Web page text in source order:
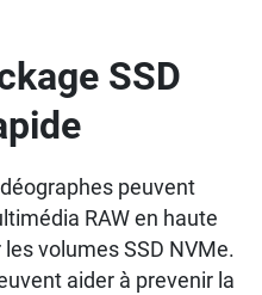
SSD
peuvent
RAW en haute
volumes SSD NVMe.
aider à prevenir la